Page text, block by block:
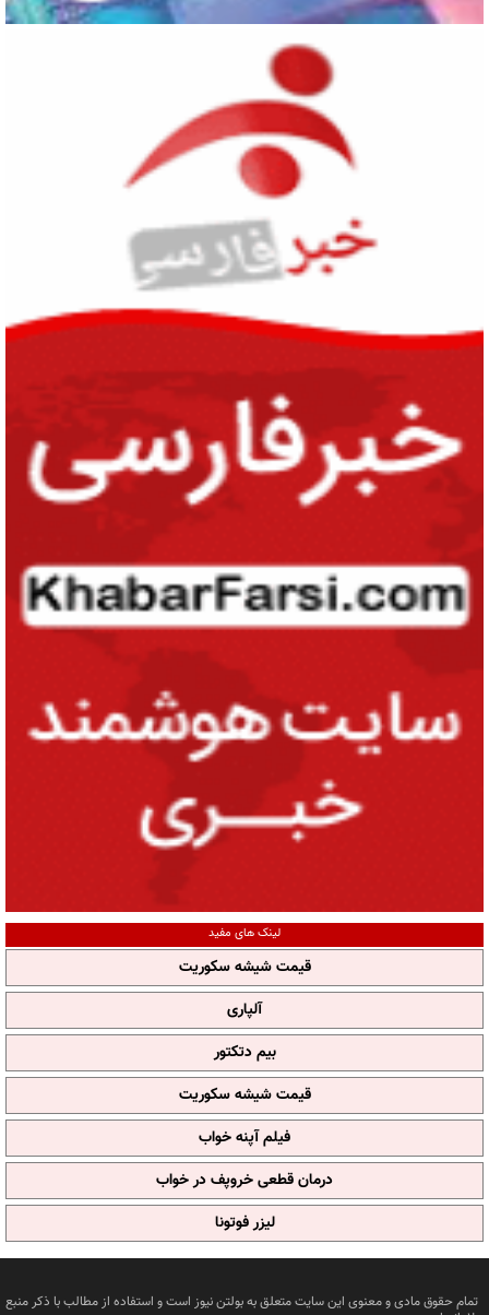
لینک های مفید
قیمت شیشه سکوریت
آلپاری
بیم دتکتور
قیمت شیشه سکوریت
فیلم آپنه خواب
درمان قطعی خروپف در خواب
لیزر فوتونا
تمام حقوق مادی و معنوی این سایت متعلق به بولتن نیوز است و استفاده از مطالب با ذکر منبع